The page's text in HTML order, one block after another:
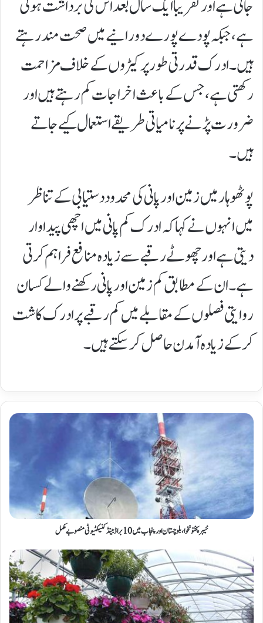
جاتی ہے اور تقریباً ایک سال بعد اس کی برداشت ہوتی
ہے، جبکہ پودے پورے دورانیے میں صحت مند رہتے
ہیں۔ ادرک قدرتی طور پر کیڑوں کے خلاف مزاحمت
رکھتی ہے، جس کے باعث اخراجات کم رہتے ہیں اور
ضرورت پڑنے پر نامیاتی طریقے استعمال کیے جاتے
ہیں۔
پوٹھوہار میں زمین اور پانی کی محدود دستیابی کے تناظر
میں انہوں نے کہا کہ ادرک کم پانی میں اچھی پیداوار
دیتی ہے اور چھوٹے رقبے سے زیادہ منافع فراہم کرتی
ہے۔ ان کے مطابق کم زمین اور پانی رکھنے والے کسان
روایتی فصلوں کے مقابلے میں کم رقبے پر ادرک کاشت
کر کے زیادہ آمدن حاصل کر سکتے ہیں۔
خیبر پختونخوا، بلوچستان اور پنجاب میں 10 براڈبینڈ کنیکٹیوٹی منصوبے مکمل